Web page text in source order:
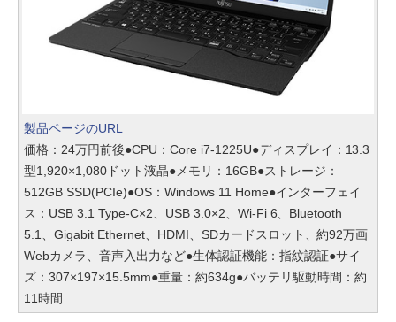
製品ページのURL
価格：24万円前後●CPU：Core i7-1225U●ディスプレイ：13.3
型1,920×1,080ドット液晶●メモリ：16GB●ストレージ：
512GB SSD(PCIe)●OS：Windows 11 Home●インターフェイ
ス：USB 3.1 Type-C×2、USB 3.0×2、Wi-Fi 6、Bluetooth
5.1、Gigabit Ethernet、HDMI、SDカードスロット、約92万画
Webカメラ、音声入出力など●生体認証機能：指紋認証●サイ
ズ：307×197×15.5mm●重量：約634g●バッテリ駆動時間：約
11時間